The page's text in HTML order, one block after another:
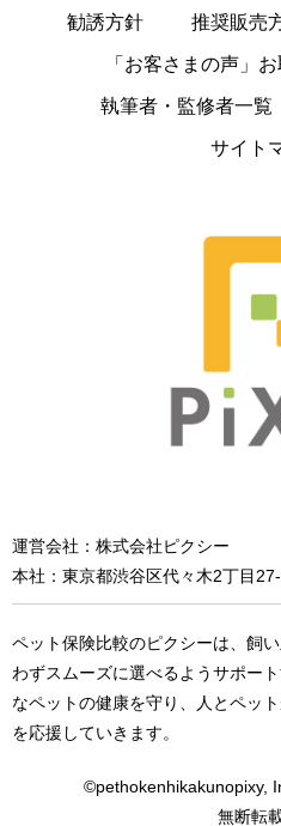
勧誘方針 推奨販売
「お客さまの声」
執筆者・監修者一覧
サイト
運営会社：株式会社ピクシー
本社：東京都渋谷区代々木2丁目
ペット保険比較のピクシーは、飼
わずスムーズに選べるようサポー
なペットの健康を守り、人とペッ
を応援していきます。
©pethokenhikakunopixy,
無断転